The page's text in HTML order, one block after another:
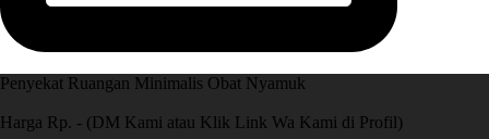
Penyekat Ruangan Minimalis Obat Nyamuk
Harga Rp. - (DM Kami atau Klik Link Wa Kami di Profil)